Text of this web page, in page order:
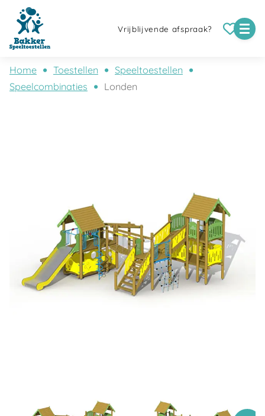
Vrijblijvende afspraak?
Home Toestellen
Speeltoestellen
Speelcombinaties
Londen